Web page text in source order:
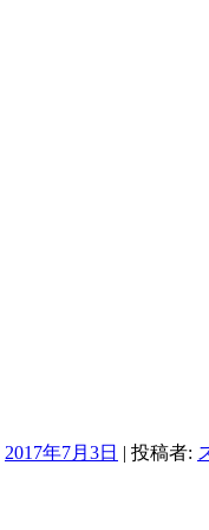
2017年7月3日 | 投稿者: